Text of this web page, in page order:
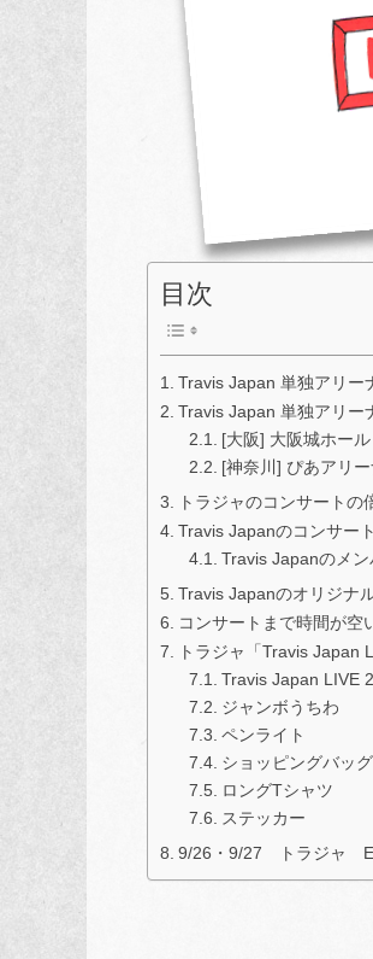
目次
Travis Japan 単独アリー
Travis Japan 単独アリー
[大阪] 大阪城ホール
[神奈川] ぴあアリ
トラジャのコンサートの
Travis Japanのコンサー
Travis Japanのメン
Travis Japanのオリジナ
コンサートまで時間が空
トラジャ「Travis
Travis Japan LIVE
ジャンボうちわ
ペンライト
ショッピングバッグ
ロングTシャツ
ステッカー
9/26・9/27 トラジャ